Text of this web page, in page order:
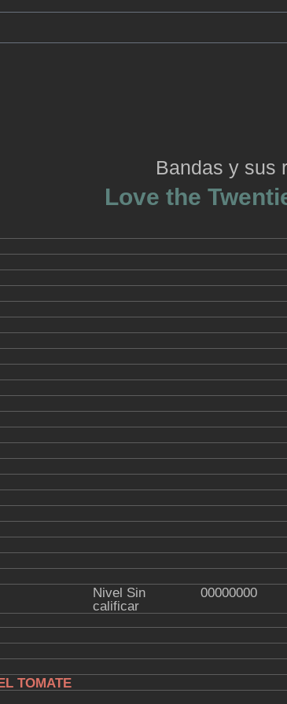
Bandas y sus
Love the
Nivel Sin
calificar
00000000
TOMATE